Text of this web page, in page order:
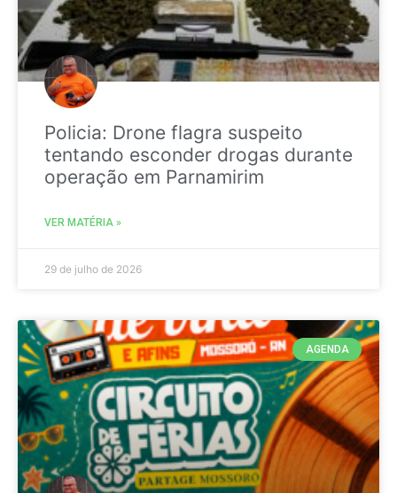
Policia: Drone flagra suspeito
tentando esconder drogas durante
operação em Parnamirim
VER MATÉRIA »
29 de julho de 2026
AGENDA